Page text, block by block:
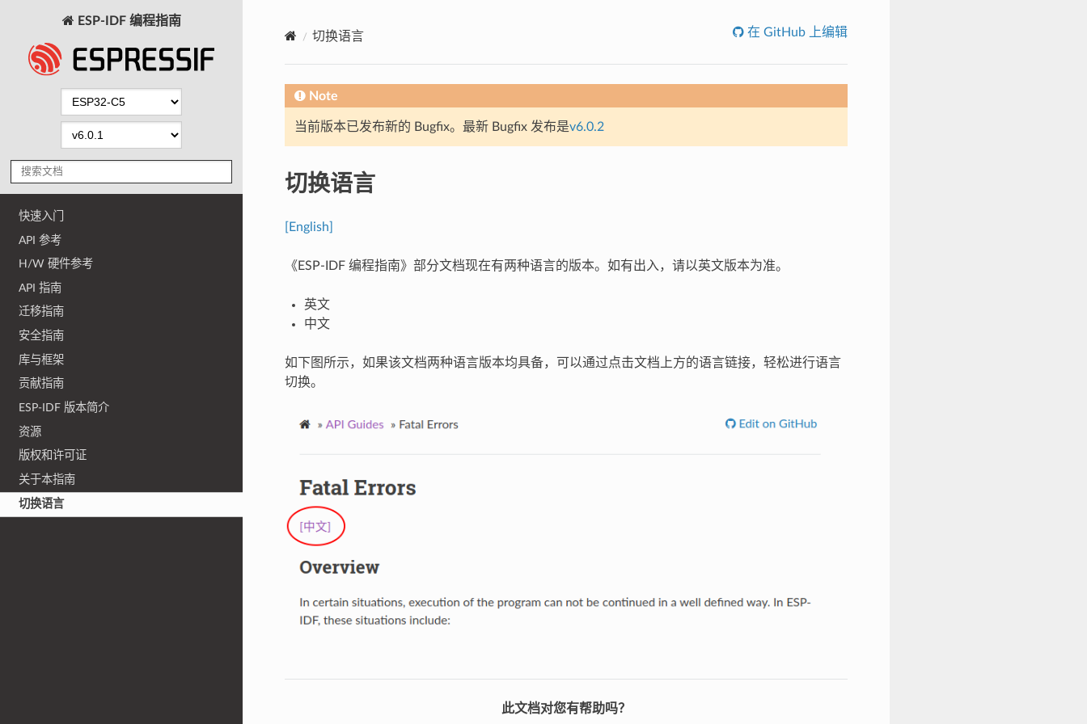
ESP-IDF 编程指南
快速入门
API 参考
H/W 硬件参考
API 指南
迁移指南
安全指南
库与框架
贡献指南
ESP-IDF 版本简介
资源
版权和许可证
关于本指南
切换语言
切换语言 在 GitHub 上编辑
Note
当前版本已发布新的 Bugfix。最新 Bugfix 发布是v6.0.2
切换语言
[English]
《ESP-IDF 编程指南》部分文档现在有两种语言的版本。如有出入，请以英文版本为准。
英文
中文
如下图所示，如果该文档两种语言版本均具备，可以通过点击文档上方的语言链接，轻松进行语言
切换。
此文档对您有帮助吗？